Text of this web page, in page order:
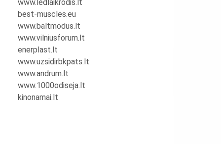
www.ledlaikrodis.lt
best-muscles.eu
www.baltmodus.lt
www.vilniusforum.lt
enerplast.lt
www.uzsidirbkpats.lt
www.andrum.lt
www.1000odiseja.lt
kinonamai.lt